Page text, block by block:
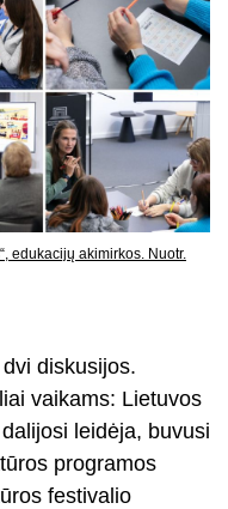
edukacijų akimirkos. Nuotr.
diskusijos.
vaikams: Lietuvos
leidėja, buvusi
programos
festivalio